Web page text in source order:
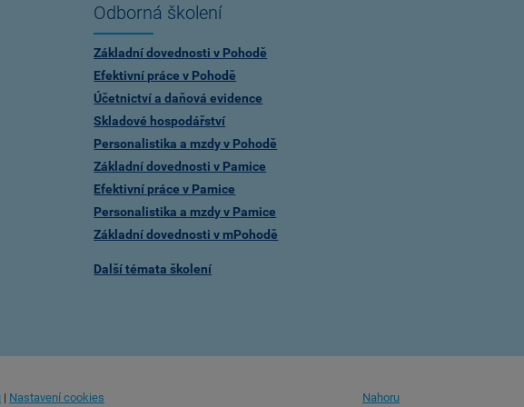
Odborná školení
Základní dovednosti v Pohodě
Efektivní práce v Pohodě
Účetnictví a daňová evidence
Skladové hospodářství
Personalistika a mzdy v Pohodě
Základní dovednosti v Pamice
Efektivní práce v Pamice
Personalistika a mzdy v Pamice
Základní dovednosti v mPohodě
Další témata školení
| Nastavení cookies Nahoru